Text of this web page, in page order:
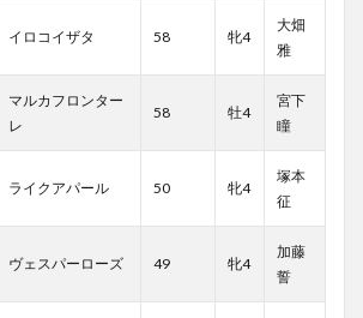
イロコイザタ 58 牝4
大畑
雅
マルカフロンター
レ
58 牡4
宮下
瞳
ライクアパール 50 牝4
塚本
征
ヴェスパーローズ 49 牝4
加藤
誓